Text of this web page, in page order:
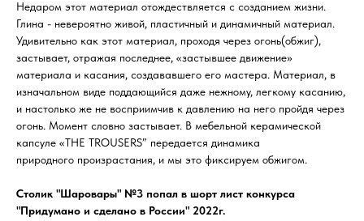
Недаром этот материал отождествляется с созданием жизни.
Глина - невероятно живой, пластичный и динамичный материал.
Удивительно как этот материал, проходя через огонь(обжиг),
застывает, отражая последнее, «застывшее движение»
материала и касания, создававшего его мастера. Материал, в
изначальном виде поддающийся даже нежному, легкому касанию,
и настолько же не восприимчив к давлению на него пройдя через
огонь. Момент словно застывает. В мебельной керамической
капсуле «THE TROUSERS” передается динамика
природного произрастания, и мы это фиксируем обжигом.
Столик "Шаровары" №3 попал в шорт лист конкурса
"Придумано и сделано в России" 2022г.